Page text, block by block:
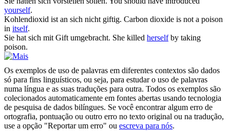
yourself.
Kohlendioxid ist an sich nicht giftig. Carbon dioxide is not a poison
in itself.
Sie hatsich mit Gift umgebracht. She killed herselfby taking
poison.
Os exemplos de uso de palavras em diferentes contextos são dados
só para fins linguísticos, ou seja, para estudar o uso de palavras
numa língua e as suas traduções para outra. Todos os exemplos são
colecionados automaticamente em fontes abertas usando tecnologia
de pesquisa de dados bilíngues. Se você encontrar algum erro de
ortografia, pontuação ou outro erro no texto original ou na tradução,
use a opção "Reportar um erro" ou escreva para nós.